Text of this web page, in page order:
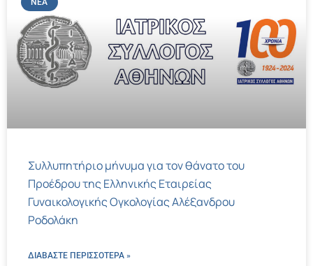
ΝΈΑ
Συλλυπητήριο μήνυμα για τον θάνατο του
Προέδρου της Ελληνικής Εταιρείας
Γυναικολογικής Ογκολογίας Αλέξανδρου
Ροδολάκη
ΔΙΑΒΑΣΤΕ ΠΕΡΙΣΣΌΤΕΡΑ »